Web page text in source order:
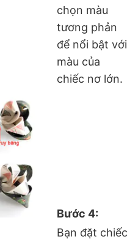
chọn màu
tương phản
để nổi bật với
màu của
chiếc nơ lớn.
Bước 4:
Bạn đặt chiếc